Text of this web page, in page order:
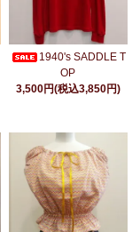
1940's SADDLE T
OP
3,500円(税込3,850円)